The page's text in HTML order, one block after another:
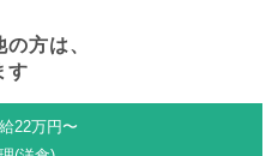
方は、
す
22万円〜